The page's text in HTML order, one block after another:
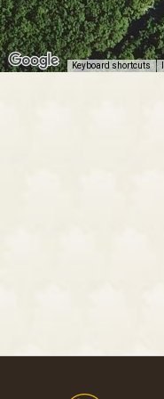
Keyboard shortcuts